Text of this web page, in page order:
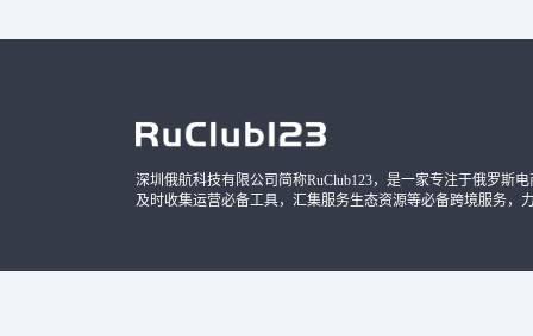
深圳俄航科技有限公司简称RuClub123，是一家专注于俄罗斯
及时收集运营必备工具，汇集服务生态资源等必备跨境服务，